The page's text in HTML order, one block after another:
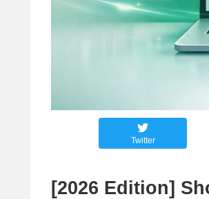
Twitter
[2026 Edition]